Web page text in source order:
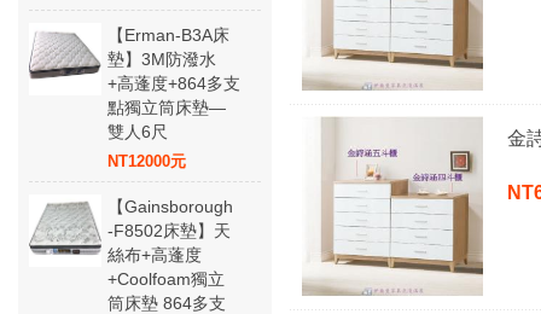
【Erman-B3A床
墊】3M防潑水
+高蓬度+864多支
點獨立筒床墊—
雙人6尺
NT12000元
【Gainsborough
-F8502床墊】天
絲布+高蓬度
+Coolfoam獨立
筒床墊 864多支
金